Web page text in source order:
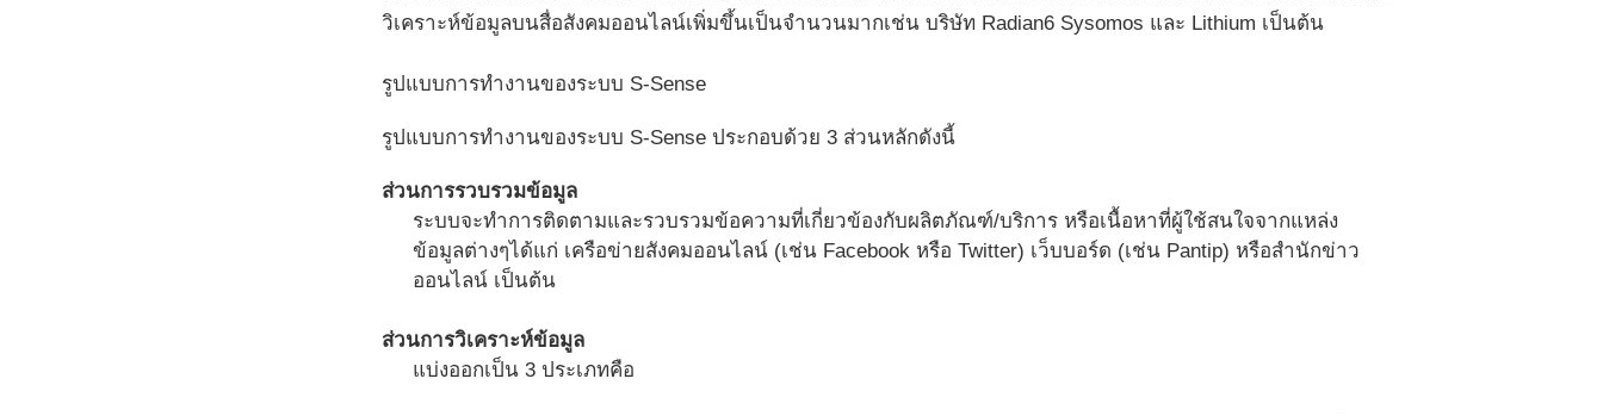
วิเคราะห์ข้อมูลบนสื่อสังคมออนไลน์เพิ่มขึ้นเป็นจำนวนมากเช่น บริษัท Radian6 Sysomos และ Lithium เป็นต้น
รูปแบบการทำงานของระบบ S-Sense
รูปแบบการทำงานของระบบ S-Sense ประกอบด้วย 3 ส่วนหลักดังนี้
ส่วนการรวบรวมข้อมูล
ระบบจะทำการติดตามและรวบรวมข้อความที่เกี่ยวข้องกับผลิตภัณฑ์/บริการ หรือเนื้อหาที่ผู้ใช้สนใจจากแหล่ง
ข้อมูลต่างๆได้แก่ เครือข่ายสังคมออนไลน์ (เช่น Facebook หรือ Twitter) เว็บบอร์ด (เช่น Pantip) หรือสำนักข่าว
ออนไลน์ เป็นต้น
ส่วนการวิเคราะห์ข้อมูล
แบ่งออกเป็น 3 ประเภทคือ